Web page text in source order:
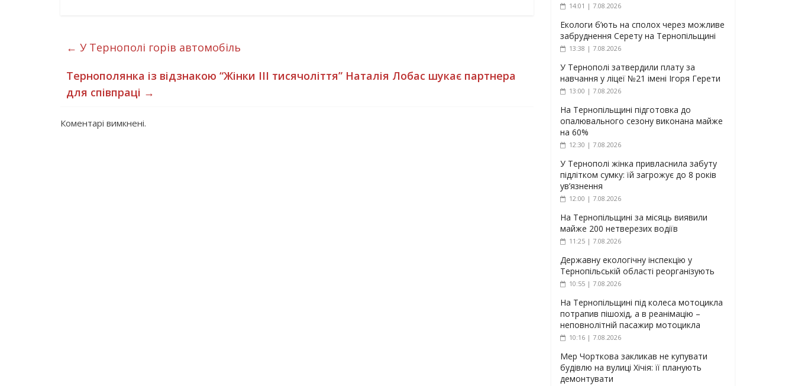
← У Тернополі горів автомобіль
Тернополянка із відзнакою “Жінки III тисячоліття” Наталія Лобас шукає партнера
для співпраці →
Коментарі вимкнені.
14:01 | 7.08.2026
Екологи б’ють на сполох через можливе
забруднення Серету на Тернопільщині
13:38 | 7.08.2026
У Тернополі затвердили плату за
навчання у ліцеї №21 імені Ігоря Герети
13:00 | 7.08.2026
На Тернопільщині підготовка до
опалювального сезону виконана майже
на 60%
12:30 | 7.08.2026
У Тернополі жінка привласнила забуту
підлітком сумку: їй загрожує до 8 років
ув’язнення
12:00 | 7.08.2026
На Тернопільщині за місяць виявили
майже 200 нетверезих водіїв
11:25 | 7.08.2026
Державну екологічну інспекцію у
Тернопільській області реорганізують
10:55 | 7.08.2026
На Тернопільщині під колеса мотоцикла
потрапив пішохід, а в реанімацію –
неповнолітній пасажир мотоцикла
10:16 | 7.08.2026
Мер Чорткова закликав не купувати
будівлю на вулиці Хічія: її планують
демонтувати